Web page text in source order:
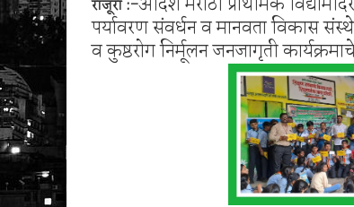
जिल्हातील पशुपालकांनी पशुवैद्यकीय
मनसेच्या तालुका अध्यक्षा कल्पना
राजूरा :-
पर्यावरण संवर्धन व मानवता विकास
व कुष्ठरोग निर्मूलन जनजागृती